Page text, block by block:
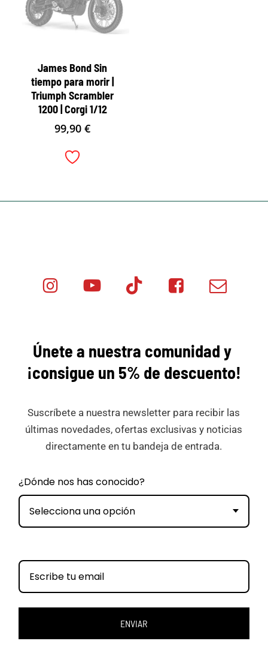
James Bond Sin
tiempo para morir |
Triumph Scrambler
1200 | Corgi 1/12
99,90€
Minicar Tok
Minicar Minicar
Únete a nuestra comunidad y
¡consigue un 5% de descuento!
Suscríbete a nuestra newsletter para recibir las
últimas novedades, ofertas exclusivas y noticias
directamente en tu bandeja de entrada.
¿Dónde nos has conocido?
Selecciona una opción
ENVIAR